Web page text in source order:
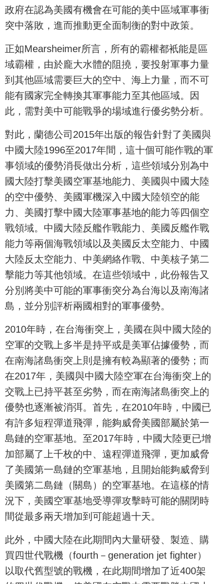
政府在認為美國有機會在可能的美中區域軍事衝
突中落敗，進而推動更全面制衡的對中政策。
正如Mearsheimer所言，所有的霸權都衹能是區
域霸權，由於龐大水體的阻撓，要投射軍事力量
到其他區域需要巨大的空中、海上力量，而不可
能有國家完全轉換其軍事能力至其他區域。因
此，需對美中可能戰爭的場域進行優劣勢分析。
對此，蘭德公司2015年出版的報告針對了美國與
中國大陸1996至2017年間，這十個可能作戰的軍
事領域的優勢消長做出分析，這些領域分別為中
國大陸打擊美國空軍基地能力、美國與中國大陸
的空中優勢、美國軍機深入中國大陸領空的能
力、美國打擊中國大陸軍事基地的能力等四個空
戰領域。中國大陸反艦作戰能力、美國反艦作戰
能力等兩個海戰領域以及美國反太空能力、中國
大陸反太空能力、中美網絡作戰、中美核子第二
擊能力等其他領域。在這些領域中，此份報告又
分別將美中可能的軍事衝突分為台海以及南海諸
島，並分別評析兩國相對的軍事優勢。
2010年時，在台海衝突上，美國在與中國大陸的
空軍的交戰上多半是持平或是美軍佔據優勢，而
在南海諸島衝突上則是擁有較為顯著的優勢；而
在2017年，美國與中國大陸空軍在台海衝突上的
交戰上已持平甚至劣勢，而在南海諸島衝突上的
優勢也逐漸被消弭。首先，在2010年時，中國已
有許多短程彈道飛彈，能夠威脅美國部屬於第一
島鏈的空軍基地。至2017年時，中國大陸更已增
加部屬了上千枚的中、遠程彈道飛彈，更加威脅
了美國第一島鏈的空軍基地，且開始能夠威脅到
美國第二島鏈（關島）的空軍基地。在這樣的情
況下，美國空軍基地受導彈攻擊時可能的關閉時
間從最多兩天增加到可能超過十天。
此外，中國大陸在此期間內大量研發、製造、購
買四世代戰機（fourth－generation jet fighter）
以取代舊型號的戰機，在此期間增加了近400架